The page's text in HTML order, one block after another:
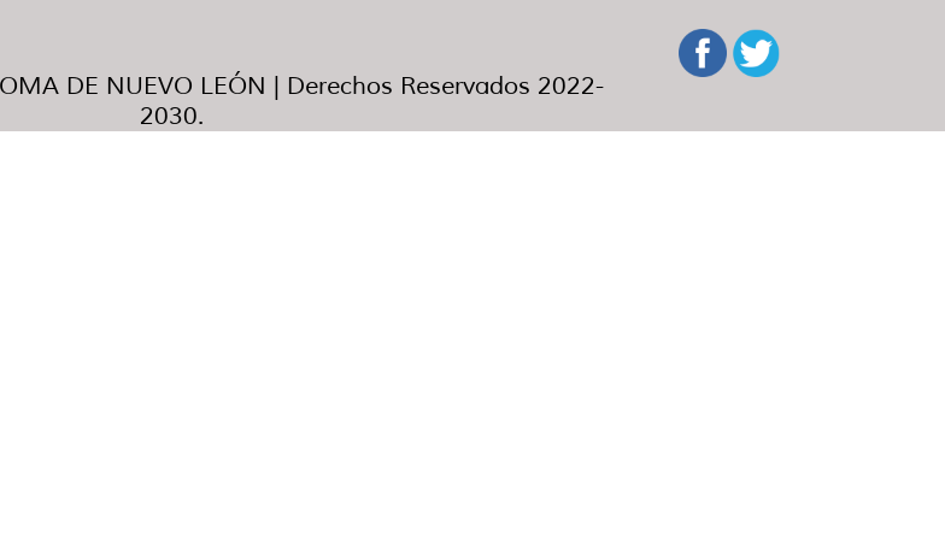
DE NUEVO LEÓN | Derechos Reservados 2022-
2030.